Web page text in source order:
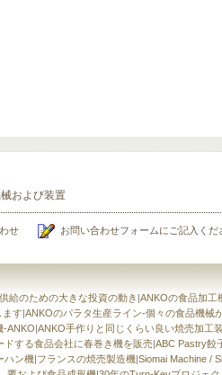
および装置
せ お問い合わせフォームにご記入くだ
給のための大きな投資の動き |ANKOの食品加工
ます|ANKOのパラタ生産ライン-個々の食品機械
-ANKO|ANKO手作りと同じくらい良い焼売加工
ドする食品会社に春巻き機を販売|ABC Pastry餃
ハン機|フランスの焼売製造機|Siomai Machine /